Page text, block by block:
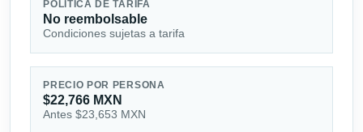
POLÍTICA DE TARIFA
No reembolsable
Condiciones sujetas a tarifa
PRECIO POR PERSONA
$22,766 MXN
Antes $23,653 MXN